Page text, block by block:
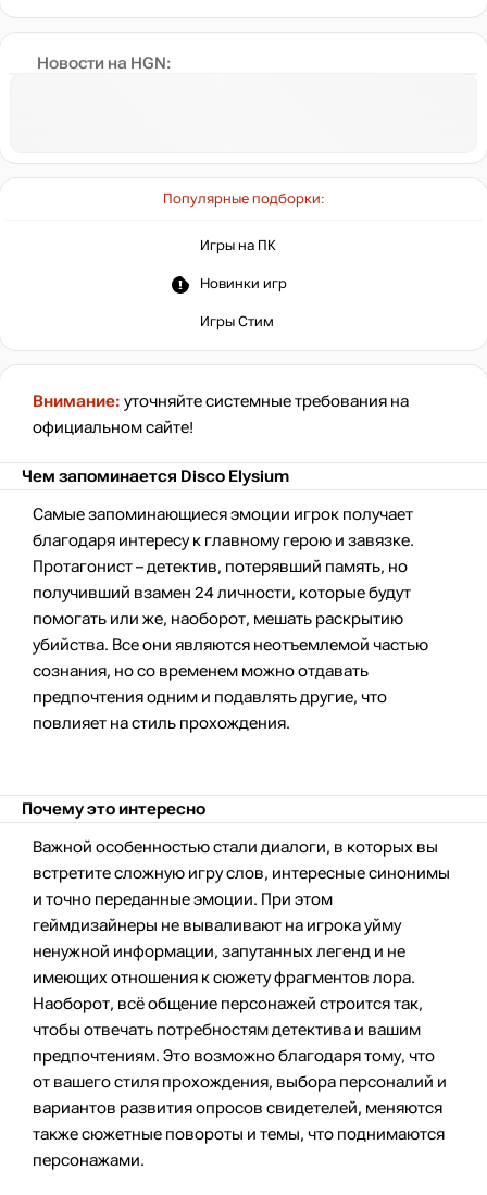
Новости на HGN:
Популярные подборки:
Игры на ПК
Новинки игр
Игры Стим
Внимание: уточняйте системные требования на
официальном сайте!
Чем запоминается Disco Elysium
Самые запоминающиеся эмоции игрок получает
благодаря интересу к главному герою и завязке.
Протагонист – детектив, потерявший память, но
получивший взамен 24 личности, которые будут
помогать или же, наоборот, мешать раскрытию
убийства. Все они являются неотъемлемой частью
сознания, но со временем можно отдавать
предпочтения одним и подавлять другие, что
повлияет на стиль прохождения.
Почему это интересно
Важной особенностью стали диалоги, в которых вы
встретите сложную игру слов, интересные синонимы
и точно переданные эмоции. При этом
геймдизайнеры не вываливают на игрока уйму
ненужной информации, запутанных легенд и не
имеющих отношения к сюжету фрагментов лора.
Наоборот, всё общение персонажей строится так,
чтобы отвечать потребностям детектива и вашим
предпочтениям. Это возможно благодаря тому, что
от вашего стиля прохождения, выбора персоналий и
вариантов развития опросов свидетелей, меняются
также сюжетные повороты и темы, что поднимаются
персонажами.